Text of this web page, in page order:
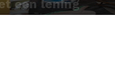
een lening